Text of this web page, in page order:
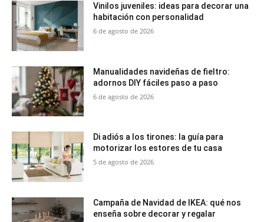
Vinilos juveniles: ideas para decorar una
habitación con personalidad
6 de agosto de 2026
Manualidades navideñas de fieltro:
adornos DIY fáciles paso a paso
6 de agosto de 2026
Di adiós a los tirones: la guía para
motorizar los estores de tu casa
5 de agosto de 2026
Campaña de Navidad de IKEA: qué nos
enseña sobre decorar y regalar